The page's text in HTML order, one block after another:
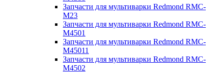
Запчасти для мультиварки Redmond RMC-
M23
Запчасти для мультиварки Redmond RMC-
M4501
Запчасти для мультиварки Redmond RMC-
M45011
Запчасти для мультиварки Redmond RMC-
M4502